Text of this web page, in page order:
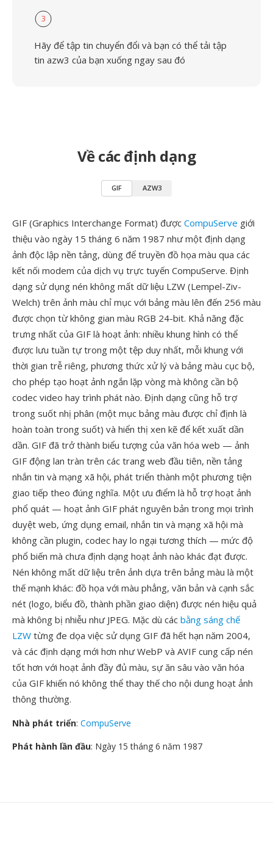
3
Hãy để tập tin chuyển đổi và bạn có thể tải tập
tin azw3 của bạn xuống ngay sau đó
Về các định dạng
GIF AZW3
GIF (Graphics Interchange Format) được CompuServe giới
thiệu vào ngày 15 tháng 6 năm 1987 như một định dạng
ảnh độc lập nền tảng, dùng để truyền đồ họa màu qua các
kết nối modem của dịch vụ trực tuyến CompuServe. Định
dạng sử dụng nén không mất dữ liệu LZW (Lempel-Ziv-
Welch) trên ảnh màu chỉ mục với bảng màu lên đến 256 màu
được chọn từ không gian màu RGB 24-bit. Khả năng đặc
trưng nhất của GIF là hoạt ảnh: nhiều khung hình có thể
được lưu tuần tự trong một tệp duy nhất, mỗi khung với
thời gian trễ riêng, phương thức xử lý và bảng màu cục bộ,
cho phép tạo hoạt ảnh ngắn lặp vòng mà không cần bộ
codec video hay trình phát nào. Định dạng cũng hỗ trợ
trong suốt nhị phân (một mục bảng màu được chỉ định là
hoàn toàn trong suốt) và hiển thị xen kẽ để kết xuất dần
dần. GIF đã trở thành biểu tượng của văn hóa web — ảnh
GIF động lan tràn trên các trang web đầu tiên, nền tảng
nhắn tin và mạng xã hội, phát triển thành một phương tiện
giao tiếp theo đúng nghĩa. Một ưu điểm là hỗ trợ hoạt ảnh
phổ quát — hoạt ảnh GIF phát nguyên bản trong mọi trình
duyệt web, ứng dụng email, nhắn tin và mạng xã hội mà
không cần plugin, codec hay lo ngại tương thích — mức độ
phổ biến mà chưa định dạng hoạt ảnh nào khác đạt được.
Nén không mất dữ liệu trên ảnh dựa trên bảng màu là một
thế mạnh khác: đồ họa với màu phẳng, văn bản và cạnh sắc
nét (logo, biểu đồ, thành phần giao diện) được nén hiệu quả
mà không bị nhiễu như JPEG. Mặc dù các bằng sáng chế
LZW từng đe dọa việc sử dụng GIF đã hết hạn năm 2004,
và các định dạng mới hơn như WebP và AVIF cung cấp nén
tốt hơn với hoạt ảnh đầy đủ màu, sự ăn sâu vào văn hóa
của GIF khiến nó không thể thay thế cho nội dung hoạt ảnh
thông thường.
Nhà phát triển: CompuServe
Phát hành lần đầu: Ngày 15 tháng 6 năm 1987